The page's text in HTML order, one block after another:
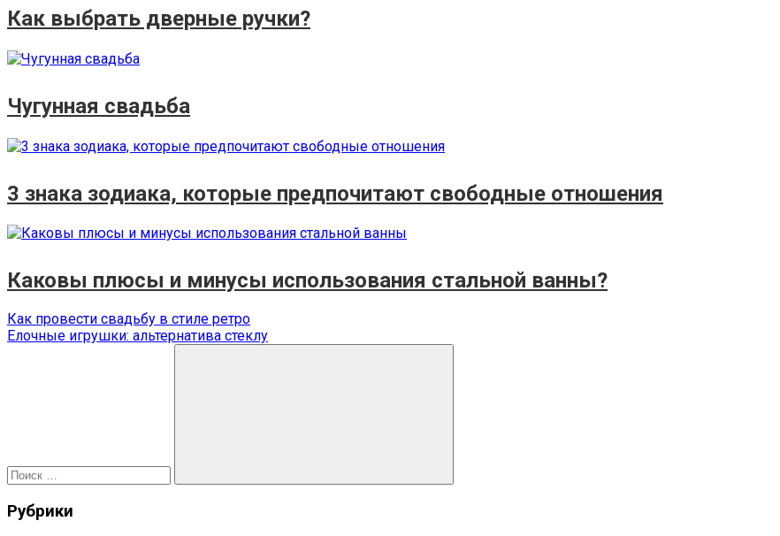
Как выбрать дверные ручки?
Чугунная свадьба
3 знака зодиака, которые предпочитают свободные отношения
Каковы плюсы и минусы использования стальной ванны?
Навигация
по
Предыдущая
запись:
Как провести свадьбу в стиле ретро
Следующая
Елочные игрушки: альтернатива стеклу
Поиск
Рубрики